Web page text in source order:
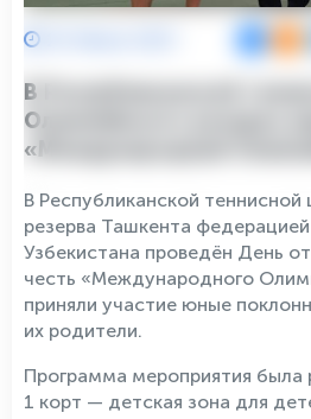
В Республиканской
Олимпийского резерва
«Международный
В Республиканской
резерва Ташкента
Узбекистана проведён День
честь «Международного
приняли участие юные
их родители.
Программа мероприятия была
1 корт — детская зона для